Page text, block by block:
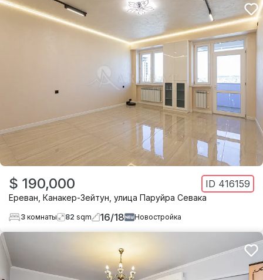
$ 190,000 ID 416159
Ереван Канакер-Зейтун улица Паруйра Севака
3 комнаты 82 sqm 16/18 Новостройка